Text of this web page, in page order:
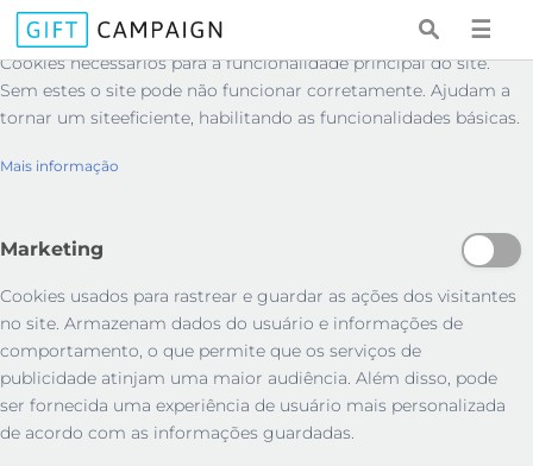
Essenciais
Cookies necessários para a funcionalidade principal do site.
Sem estes o site pode não funcionar corretamente. Ajudam a
tornar um siteeficiente, habilitando as funcionalidades básicas.
Mais informação
Marketing
Cookies usados ​​para rastrear e guardar as ações dos visitantes
no site. Armazenam dados do usuário e informações de
comportamento, o que permite que os serviços de
publicidade atinjam uma maior audiência. Além disso, pode
ser fornecida uma experiência de usuário mais personalizada
de acordo com as informações guardadas.
☰